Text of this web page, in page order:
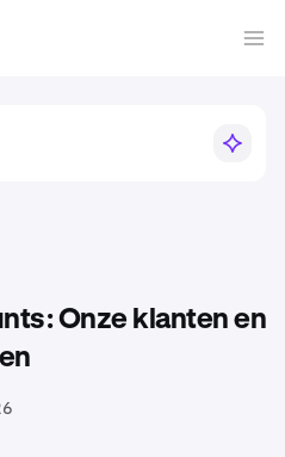
Onze klanten en